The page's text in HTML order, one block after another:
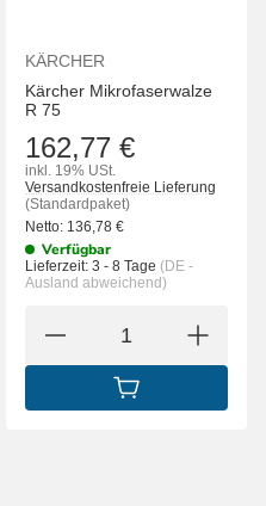
KÄRCHER
Kärcher Mikrofaserwalze
R 75
162,77 €
inkl. 19% USt.
Versandkostenfreie Lieferung
(Standardpaket)
Netto: 136,78 €
Verfügbar
Lieferzeit: 3 - 8 Tage (DE -
Ausland abweichend)
IN DEN